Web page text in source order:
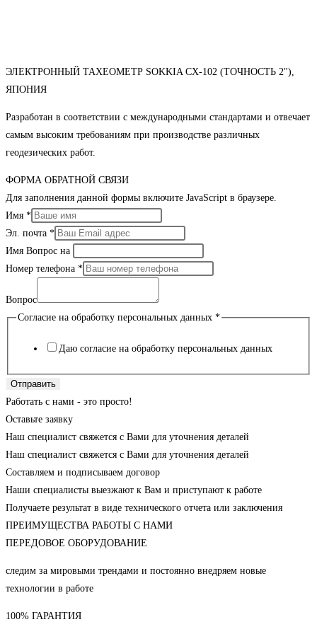
ЭЛЕКТРОННЫЙ ТАХЕОМЕТР SOKKIA CX-102 (ТОЧНОСТЬ 2"),
ЯПОНИЯ
Разработан в соответствии с международными стандартами и отвечает
самым высоким требованиям при производстве различных
геодезических работ.
ФОРМА ОБРАТНОЙ СВЯЗИ
Для заполнения данной формы включите JavaScript в браузере.
Имя *
Эл. почта *
Имя Вопрос на
Номер телефона *
Вопрос
Согласие на обработку персональных данных *
Даю согласие на обработку персональных данных
Отправить
Работать с нами - это просто!
Оставьте заявку
Наш специалист свяжется с Вами для уточнения деталей
Наш специалист свяжется с Вами для уточнения деталей
Составляем и подписываем договор
Наши специалисты выезжают к Вам и приступают к работе
Получаете результат в виде технического отчета или заключения
ПРЕИМУЩЕСТВА РАБОТЫ С НАМИ
ПЕРЕДОВОЕ ОБОРУДОВАНИЕ
следим за мировыми трендами и постоянно внедряем новые
технологии в работе
100% ГАРАНТИЯ